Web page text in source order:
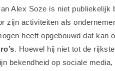
Alex Soze is niet publiekelijk
zijn activiteiten als
heeft opgebouwd dat kan
. Hoewel hij niet tot de
bekendheid op sociale